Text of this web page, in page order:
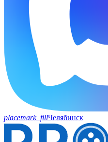
placemark_fillЧелябинск